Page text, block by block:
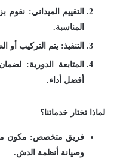
التقييم الميداني: نقوم
المناسبة.
التنفيذ: يتم التركيب أو
المتابعة الدورية:
أفضل أداء.
لماذا تختار خدماتنا؟
فريق متخصص: مكون
وصيانة أنظمة الدش.